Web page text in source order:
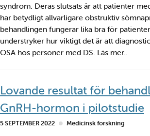
syndrom. Deras slutsats är att patienter
har betydligt allvarligare obstruktiv
behandlingen fungerar lika bra för
understryker hur viktigt det är att
OSA hos personer med DS. Läs mer..
Lovande resultat för
GnRH-hormon i pilotstudie
5 SEPTEMBER 2022 Medicinsk forskning